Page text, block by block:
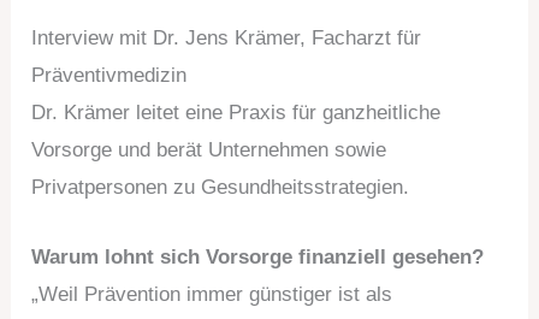
Interview mit Dr. Jens Krämer, Facharzt für
Präventivmedizin
Dr. Krämer leitet eine Praxis für ganzheitliche
Vorsorge und berät Unternehmen sowie
Privatpersonen zu Gesundheitsstrategien.
Warum lohnt sich Vorsorge finanziell gesehen?
„Weil Prävention immer günstiger ist als